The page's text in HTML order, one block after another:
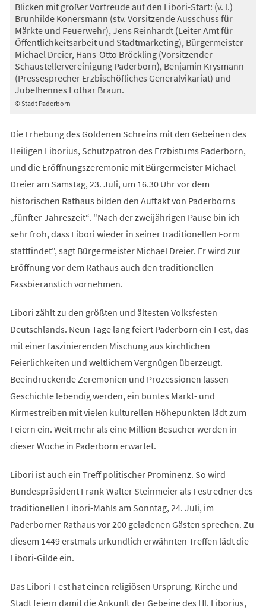
© Stadt Paderborn
Blicken mit großer Vorfreude auf den Libori-Start: (v. l.)
Brunhilde Konersmann (stv. Vorsitzende Ausschuss für
Märkte und Feuerwehr), Jens Reinhardt (Leiter Amt für
Öffentlichkeitsarbeit und Stadtmarketing), Bürgermeister
Michael Dreier, Hans-Otto Bröckling (Vorsitzender
Schaustellervereinigung Paderborn), Benjamin Krysmann
(Pressesprecher Erzbischöfliches Generalvikariat) und
Jubelhennes Lothar Braun.
Die Erhebung des Goldenen Schreins mit den Gebeinen des
Heiligen Liborius, Schutzpatron des Erzbistums Paderborn,
und die Eröffnungszeremonie mit Bürgermeister Michael
Dreier am Samstag, 23. Juli, um 16.30 Uhr vor dem
historischen Rathaus bilden den Auftakt von Paderborns
„fünfter Jahreszeit“. "Nach der zweijährigen Pause bin ich
sehr froh, dass Libori wieder in seiner traditionellen Form
stattfindet", sagt Bürgermeister Michael Dreier. Er wird zur
Eröffnung vor dem Rathaus auch den traditionellen
Fassbieranstich vornehmen.
Libori zählt zu den größten und ältesten Volksfesten
Deutschlands. Neun Tage lang feiert Paderborn ein Fest, das
mit einer faszinierenden Mischung aus kirchlichen
Feierlichkeiten und weltlichem Vergnügen überzeugt.
Beeindruckende Zeremonien und Prozessionen lassen
Geschichte lebendig werden, ein buntes Markt- und
Kirmestreiben mit vielen kulturellen Höhepunkten lädt zum
Feiern ein. Weit mehr als eine Million Besucher werden in
dieser Woche in Paderborn erwartet.
Libori ist auch ein Treff politischer Prominenz. So wird
Bundespräsident Frank-Walter Steinmeier als Festredner des
traditionellen Libori-Mahls am Sonntag, 24. Juli, im
Paderborner Rathaus vor 200 geladenen Gästen sprechen. Zu
diesem 1449 erstmals urkundlich erwähnten Treffen lädt die
Libori-Gilde ein.
Das Libori-Fest hat einen religiösen Ursprung. Kirche und
Stadt feiern damit die Ankunft der Gebeine des Hl. Liborius,